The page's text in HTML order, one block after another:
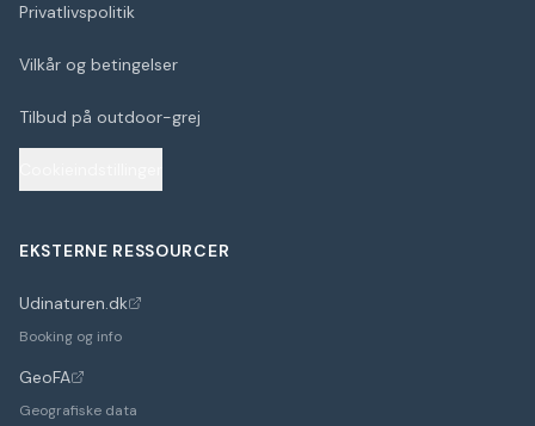
Privatlivspolitik
Vilkår og betingelser
Tilbud på outdoor-grej
EKSTERNE RESSOURCER
Udinaturen.dk
(åbner i nyt faneblad)
Booking og info
GeoFA
(åbner i nyt faneblad)
Geografiske data